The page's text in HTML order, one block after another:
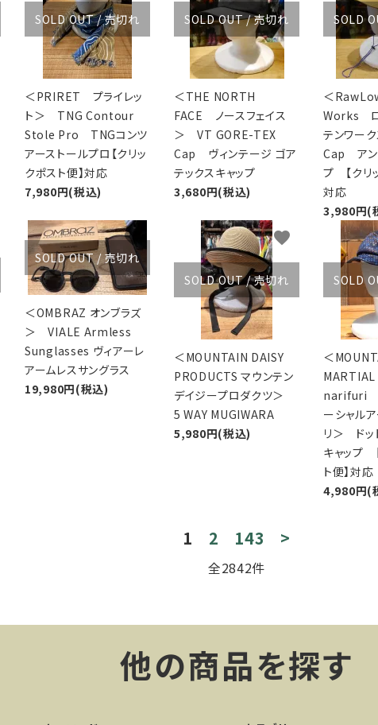
SOLD OUT / 売切れ
＜PRIRET プライレッ
ト＞ TNG Contour
Stole Pro TNGコンツ
アーストールプロ【クリッ
クポスト便】対応
7,980円(税込)
SOLD OUT / 売切れ
＜THE NORTH
FACE ノースフェイス
＞ VT GORE-TEX
Cap ヴィンテージ ゴア
テックスキャップ
3,680円(税込)
SOLD
＜
Works ロ
テンワー
Cap アン
プ 【クリ
対応
3,980円(
SOLD OUT / 売切れ
＜OMBRAZ オンブラズ
＞ VIALE Armless
Sunglasses ヴィアーレ
アームレスサングラス
19,980円(税込)
favorite
SOLD OUT / 売切れ
＜MOUNTAIN DAISY
PRODUCTS マウンテン
デイジープロダクツ＞
5 WAY MUGIWARA
5,980円(税込)
favorite
SOLD
＜
narifuri
ーシャル
リ＞ ドッ
キャップ
ト便】対応
4,980円(
1 2 143 >
全2842件
他の商品を探す